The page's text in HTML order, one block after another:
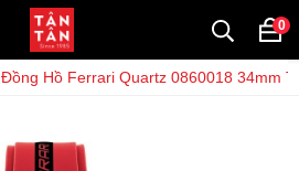
0
Đồng Hồ Ferrari Quartz 0860018 34mm